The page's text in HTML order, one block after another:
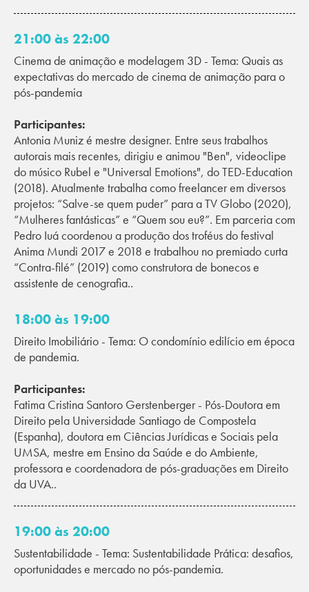
21:00 às 22:00
Cinema de animação e modelagem 3D - Tema: Quais as
expectativas do mercado de cinema de animação para o
pós-pandemia
Participantes:
Antonia Muniz é mestre designer. Entre seus trabalhos
autorais mais recentes, dirigiu e animou "Ben", videoclipe
do músico Rubel e "Universal Emotions", do TED-Education
(2018). Atualmente trabalha como freelancer em diversos
projetos: “Salve-se quem puder” para a TV Globo (2020),
“Mulheres fantásticas” e “Quem sou eu?”. Em parceria com
Pedro Iuá coordenou a produção dos troféus do festival
Anima Mundi 2017 e 2018 e trabalhou no premiado curta
“Contra-filé” (2019) como construtora de bonecos e
assistente de cenografia..
18:00 às 19:00
Direito Imobiliário - Tema: O condomínio edilício em época
de pandemia.
Participantes:
Fatima Cristina Santoro Gerstenberger - Pós-Doutora em
Direito pela Universidade Santiago de Compostela
(Espanha), doutora em Ciências Jurídicas e Sociais pela
UMSA, mestre em Ensino da Saúde e do Ambiente,
professora e coordenadora de pós-graduações em Direito
da UVA..
19:00 às 20:00
Sustentabilidade - Tema: Sustentabilidade Prática: desafios,
oportunidades e mercado no pós-pandemia.